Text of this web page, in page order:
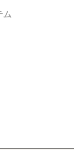
ム